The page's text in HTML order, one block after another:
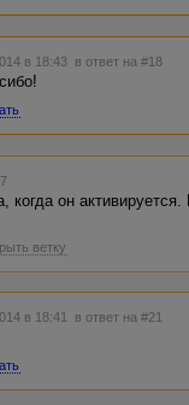
в 18:43 в ответ на #18
когда он
ветку
в 18:41 в ответ на #21